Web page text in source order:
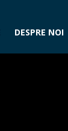
DESPRE NOI